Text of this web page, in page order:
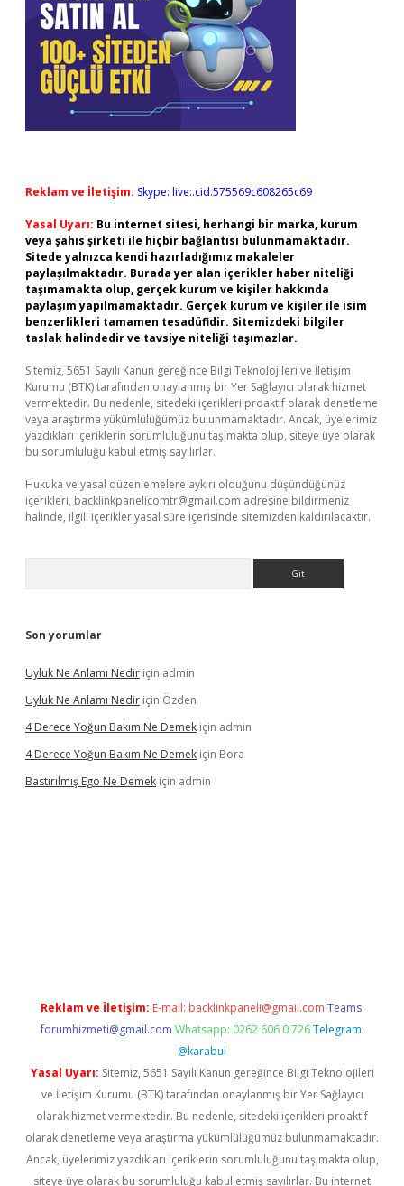
Reklam ve İletişim: Skype: live:.cid.575569c608265c69
Yasal Uyarı: Bu internet sitesi, herhangi bir marka, kurum
veya şahıs şirketi ile hiçbir bağlantısı bulunmamaktadır.
Sitede yalnızca kendi hazırladığımız makaleler
paylaşılmaktadır. Burada yer alan içerikler haber niteliği
taşımamakta olup, gerçek kurum ve kişiler hakkında
paylaşım yapılmamaktadır. Gerçek kurum ve kişiler ile isim
benzerlikleri tamamen tesadüfidir. Sitemizdeki bilgiler
taslak halindedir ve tavsiye niteliği taşımazlar.
Sitemiz, 5651 Sayılı Kanun gereğince Bilgi Teknolojileri ve İletişim
Kurumu (BTK) tarafından onaylanmış bir Yer Sağlayıcı olarak hizmet
vermektedir. Bu nedenle, sitedeki içerikleri proaktif olarak denetleme
veya araştırma yükümlülüğümüz bulunmamaktadır. Ancak, üyelerimiz
yazdıkları içeriklerin sorumluluğunu taşımakta olup, siteye üye olarak
bu sorumluluğu kabul etmiş sayılırlar.
Hukuka ve yasal düzenlemelere aykırı olduğunu düşündüğünüz
içerikleri, backlinkpanelicomtr@gmail.com adresine bildirmeniz
halinde, ilgili içerikler yasal süre içerisinde sitemizden kaldırılacaktır.
Son yorumlar
Uyluk Ne Anlamı Nedir için admin
Uyluk Ne Anlamı Nedir için Özden
4 Derece Yoğun Bakım Ne Demek için admin
4 Derece Yoğun Bakım Ne Demek için Bora
Bastırılmış Ego Ne Demek için admin
Reklam ve İletişim: E-mail: backlinkpaneli@gmail.com Teams:
forumhizmeti@gmail.com Whatsapp: 0262 606 0 726 Telegram:
@karabul
Yasal Uyarı: Sitemiz, 5651 Sayılı Kanun gereğince Bilgi Teknolojileri
ve İletişim Kurumu (BTK) tarafından onaylanmış bir Yer Sağlayıcı
olarak hizmet vermektedir. Bu nedenle, sitedeki içerikleri proaktif
olarak denetleme veya araştırma yükümlülüğümüz bulunmamaktadır.
Ancak, üyelerimiz yazdıkları içeriklerin sorumluluğunu taşımakta olup,
siteye üye olarak bu sorumluluğu kabul etmiş sayılırlar. Bu internet